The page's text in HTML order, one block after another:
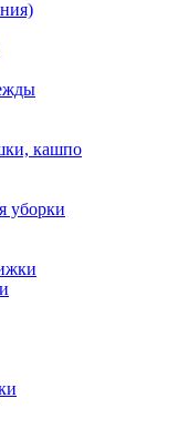
кашпо
уборки